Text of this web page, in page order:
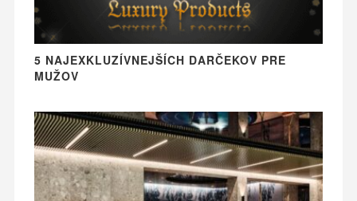
5 NAJEXKLUZÍVNEJŠÍCH DARČEKOV PRE
MUŽOV